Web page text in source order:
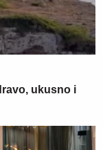
ukusno i